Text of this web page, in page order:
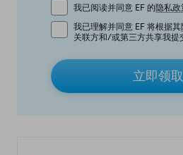
我已阅读并同意 EF 的隐私政
我已理解并同意 EF 将根据其
关联方和/或第三方共享我提
立即领取